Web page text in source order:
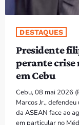
DESTAQUES
Presidente
perante crise
em Cebu
Cebu, 08 mai 2026
Marcos Jr.,
da ASEAN face ao